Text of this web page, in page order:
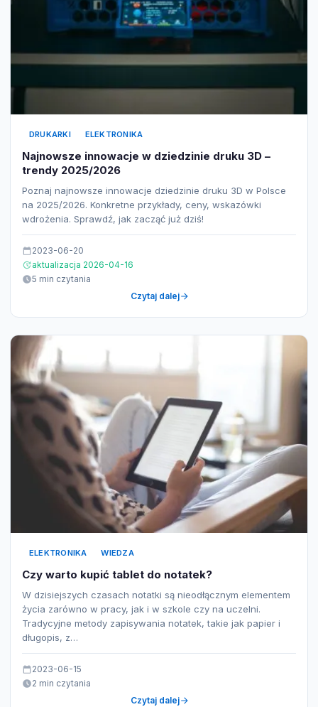
DRUKARKI ELEKTRONIKA
Najnowsze innowacje w dziedzinie druku 3D –
trendy 2025/2026
Poznaj najnowsze innowacje dziedzinie druku 3D w Polsce
na 2025/2026. Konkretne przykłady, ceny, wskazówki
wdrożenia. Sprawdź, jak zacząć już dziś!
2023-06-20
aktualizacja 2026-04-16
5 min czytania
Czytaj dalej
ELEKTRONIKA WIEDZA
Czy warto kupić tablet do notatek?
W dzisiejszych czasach notatki są nieodłącznym elementem
życia zarówno w pracy, jak i w szkole czy na uczelni.
Tradycyjne metody zapisywania notatek, takie jak papier i
długopis, z…
2023-06-15
2 min czytania
Czytaj dalej